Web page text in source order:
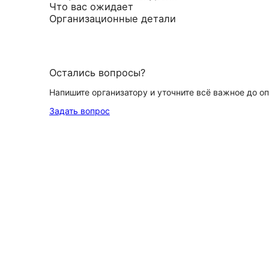
Что вас ожидает
Организационные детали
Остались вопросы?
Напишите организатору и уточните всё важное до
Задать вопрос